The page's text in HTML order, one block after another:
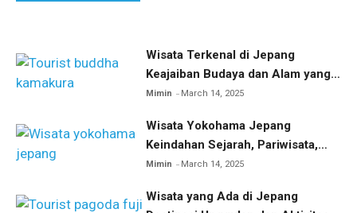
Wisata Terkenal di Jepang
Keajaiban Budaya dan Alam yang
Menakjubkan
Mimin March 14, 2025
Wisata Yokohama Jepang
Keindahan Sejarah, Pariwisata,
dan Kuliner
Mimin March 14, 2025
Wisata yang Ada di Jepang